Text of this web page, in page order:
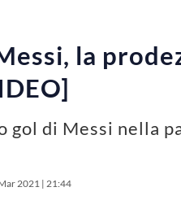
la
gol di Messi nella
2021 | 21:44